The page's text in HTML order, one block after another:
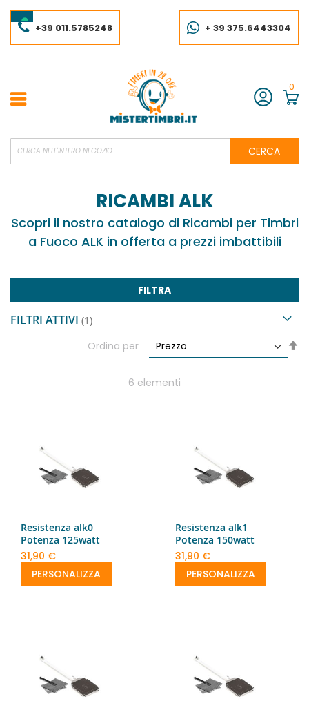
al
contenuto+39 011.5785248 + 39 375.6443304
Account
0
CERCA
RICAMBI ALK
Scopri il nostro catalogo di Ricambi per Timbri
a Fuoco ALK in offerta a prezzi imbattibili
6 elementi
Ordina per
Resistenza alk0
Potenza 125watt
31,90 €
PERSONALIZZA
Resistenza alk1
Potenza 150watt
31,90 €
PERSONALIZZA
FILTRA
FILTRI ATTIVI